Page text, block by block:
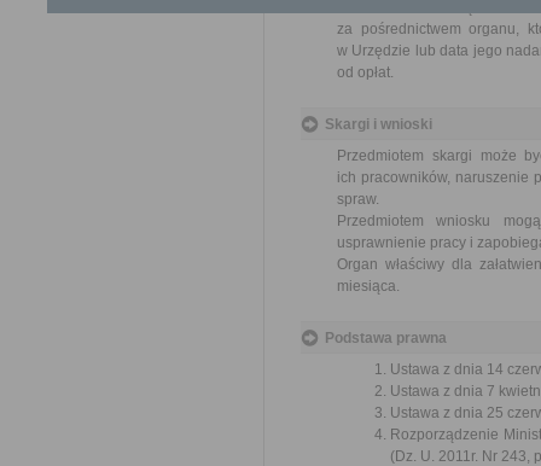
za pośrednictwem organu,
w Urzędzie lub data jego
od opłat.
Skargi i wnioski
Przedmiotem skargi może
ich pracowników, naruszenie
spraw.
Przedmiotem wniosku
usprawnienie pracy i
Organ właściwy dla
miesiąca.
Podstawa prawna
Ustawa z dnia 14
Ustawa z dnia 7
Ustawa z dnia 25
Rozporządzenie
(Dz. U. 2011r. Nr 243,